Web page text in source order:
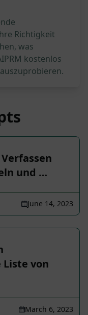
Richtigkeit
was
kostenlos
und …
June 14, 2023
von
March 6, 2023